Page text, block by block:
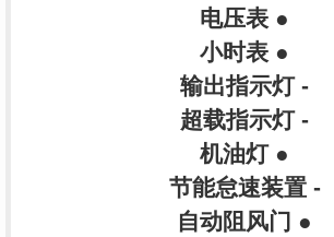
电压表 ●
小时表 ●
输出指示灯 -
超载指示灯 -
机油灯 ●
节能怠速装置 -
自动阻风门 ●